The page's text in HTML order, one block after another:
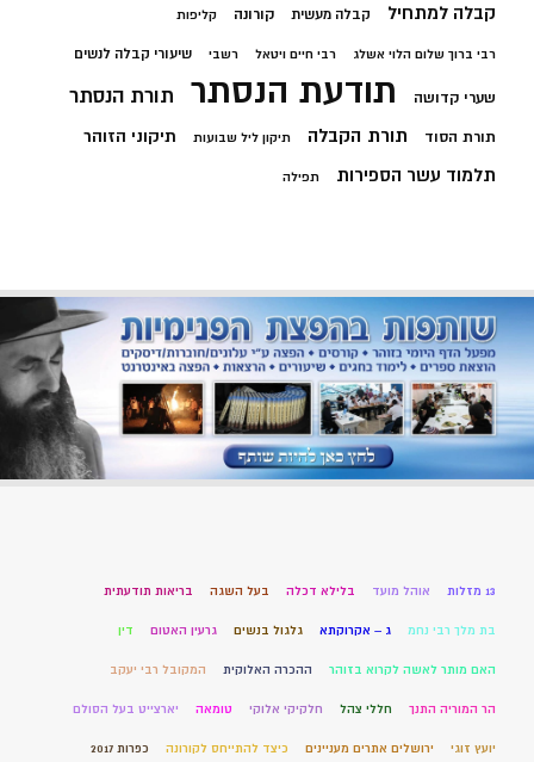
קבלה למתחיל קבלה מעשית קורונה קליפות
רבי ברוך שלום הלוי אשלג רבי חיים ויטאל רשבי שיעורי קבלה לנשים
שערי קדושה תודעת הנסתר תורת הנסתר
תורת הסוד תורת הקבלה תיקון ליל שבועות תיקוני הזוהר
תלמוד עשר הספירות תפילה
13 מזלות אוהל מועד בלילא דכלה בעל השגה בריאות תודעתית
בת מלך רבי נחמ ג – אקרוקתא גלגול בנשים גרעין האטום דין
האם מותר לאשה לקרוא בזוהר ההכרה האלוקית המקובל רבי יעקב
הר המוריה התנך חללי צהל חלקיקי אלוקי טומאה יארצייט בעל הסולם
יועץ זוגי ירושלים אתרים מעניינים כיצד להתייחס לקורונה כפרות 2017